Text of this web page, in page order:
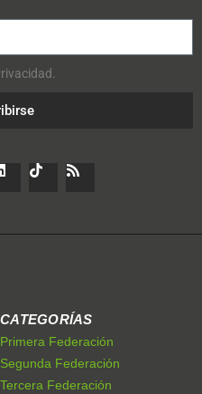
CATEGORÍAS
Primera Federación
Segunda Federación
Tercera Federación